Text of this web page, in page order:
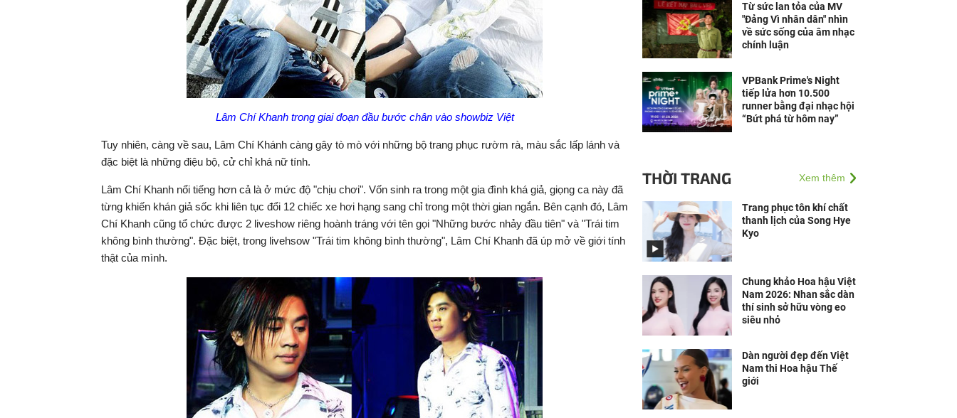
Lâm Chí Khanh trong giai đoạn đầu bước chân vào showbiz Việt
Tuy nhiên, càng về sau, Lâm Chí Khánh càng gây tò mò với những bộ trang phục rườm rà, màu sắc lấp lánh và
đặc biệt là những điệu bộ, cử chỉ khá nữ tính.
Lâm Chí Khanh nổi tiếng hơn cả là ở mức độ "chịu chơi". Vốn sinh ra trong một gia đình khá giả, giọng ca này đã
từng khiến khán giả sốc khi liên tục đổi 12 chiếc xe hơi hạng sang chỉ trong một thời gian ngắn. Bên cạnh đó, Lâm
Chí Khanh cũng tổ chức được 2 liveshow riêng hoành tráng với tên gọi "Những bước nhảy đầu tiên" và "Trái tim
không bình thường". Đặc biệt, trong livehsow "Trái tim không bình thường", Lâm Chí Khanh đã úp mở về giới tính
thật của mình.
Từ sức lan tỏa của MV
"Đảng Vì nhân dân" nhìn
về sức sống của âm nhạc
chính luận
VPBank Prime's Night
tiếp lửa hơn 10.500
runner bằng đại nhạc hội
“Bứt phá từ hôm nay”
THỜI TRANG Xem thêm
Trang phục tôn khí chất
thanh lịch của Song Hye
Kyo
Chung khảo Hoa hậu Việt
Nam 2026: Nhan sắc dàn
thí sinh sở hữu vòng eo
siêu nhỏ
Dàn người đẹp đến Việt
Nam thi Hoa hậu Thế
giới